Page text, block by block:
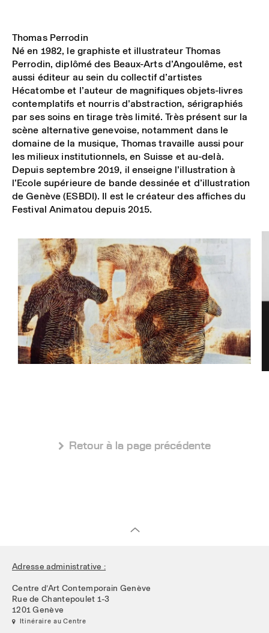
Thomas Perrodin
Né en 1982, le graphiste et illustrateur Thomas
Perrodin, diplômé des Beaux-Arts d’Angoulême, est
aussi éditeur au sein du collectif d’artistes
Hécatombe et l’auteur de magnifiques objets-livres
contemplatifs et nourris d’abstraction, sérigraphiés
par ses soins en tirage très limité. Très présent sur la
scène alternative genevoise, notamment dans le
domaine de la musique, Thomas travaille aussi pour
les milieux institutionnels, en Suisse et au-delà.
Depuis septembre 2019, il enseigne l’illustration à
l’Ecole supérieure de bande dessinée et d’illustration
de Genève (ESBDI). Il est le créateur des affiches du
Festival Animatou depuis 2015.
 Retour à la page précédente
Adresse administrative :
Centre d’Art Contemporain Genève
Rue de Chantepoulet 1-3
1201 Genève
 Itinéraire au Centre